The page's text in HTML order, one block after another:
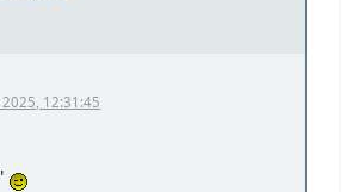
2025, 12:31:45